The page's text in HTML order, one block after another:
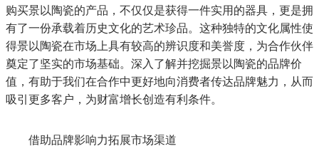
购买景以陶瓷的产品，不仅仅是获得一件实用的器具，更是拥
有了一份承载着历史文化的艺术珍品。这种独特的文化属性使
得景以陶瓷在市场上具有较高的辨识度和美誉度，为合作伙伴
奠定了坚实的市场基础。深入了解并挖掘景以陶瓷的品牌价
值，有助于我们在合作中更好地向消费者传达品牌魅力，从而
吸引更多客户，为财富增长创造有利条件。
借助品牌影响力拓展市场渠道
在当今社会，文化消费市场呈现出
已达万亿级